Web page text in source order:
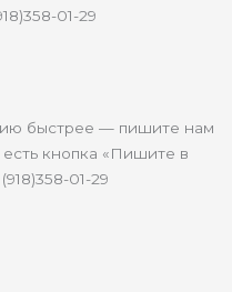
01-29
быстрее — пишите нам
кнопка «Пишите в
01-29